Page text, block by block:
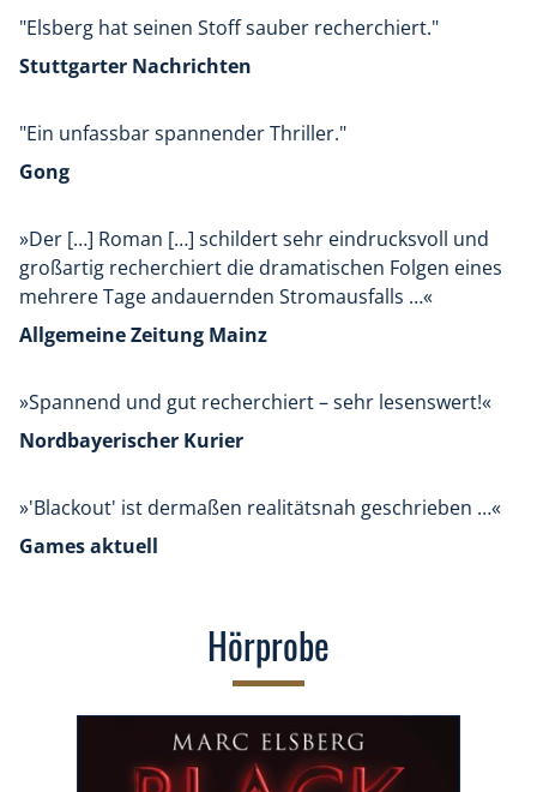
"Elsberg hat seinen Stoff sauber recherchiert."
Stuttgarter Nachrichten
"Ein unfassbar spannender Thriller."
Gong
»Der […] Roman […] schildert sehr eindrucksvoll und
großartig recherchiert die dramatischen Folgen eines
mehrere Tage andauernden Stromausfalls …«
Allgemeine Zeitung Mainz
»Spannend und gut recherchiert – sehr lesenswert!«
Nordbayerischer Kurier
»'Blackout' ist dermaßen realitätsnah geschrieben …«
Games aktuell
Hörprobe